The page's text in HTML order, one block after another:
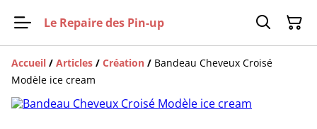
Le Repaire des Pin-up
Accueil / Articles / Création / Bandeau Cheveux Croisé
Modèle ice cream